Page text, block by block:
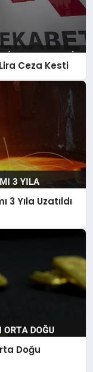
Ceza Kesti
Yıla Uzatıldı
Doğu